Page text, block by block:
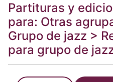
Partituras y
para: Otras
Grupo de jazz >
para grupo de